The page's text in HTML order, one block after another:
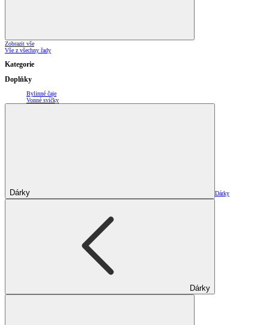
Zobrazit vše
Vše z všechny řady
Kategorie
Doplňky
Bylinné čaje
Vonné svíčky
Dárky Dárky
Dárky